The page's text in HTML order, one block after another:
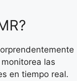
las
en tiempo real.